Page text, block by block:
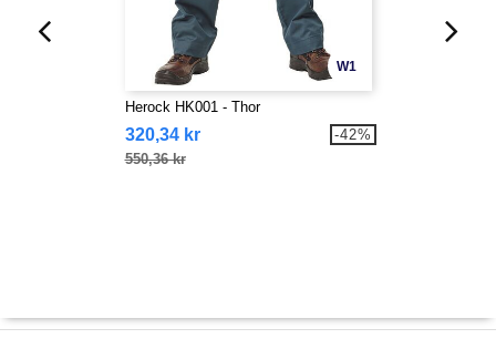
W1
Herock HK001 - Thor
320,34 kr
550,36 kr
-42%